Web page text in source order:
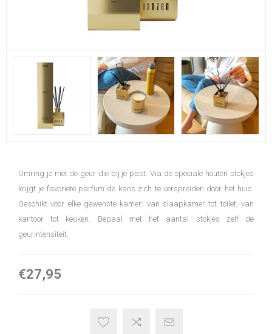
Omring je met de geur die bij je past. Via de speciale houten stokjes
krijgt je favoriete parfum de kans zich te verspreiden door het huis.
Geschikt voor elke gewenste kamer: van slaapkamer tot toilet, van
kantoor tot keuken. Bepaal met het aantal stokjes zelf de
geurintensiteit.
€27,95